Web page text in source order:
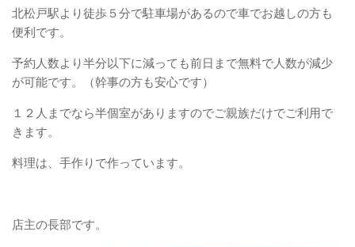
北松戸駅より徒歩５分で駐車場があるので車でお越しの方も
便利です。
予約人数より半分以下に減っても前日まで無料で人数が減少
が可能です。（幹事の方も安心です）
１２人までなら半個室がありますのでご親族だけでご利用で
きます。
料理は、手作りで作っています。
店主の長部です。